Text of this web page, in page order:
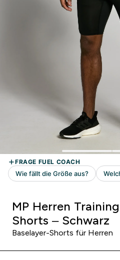
MP Herren
Shorts – Schwarz
Baselayer-Shorts für Herren